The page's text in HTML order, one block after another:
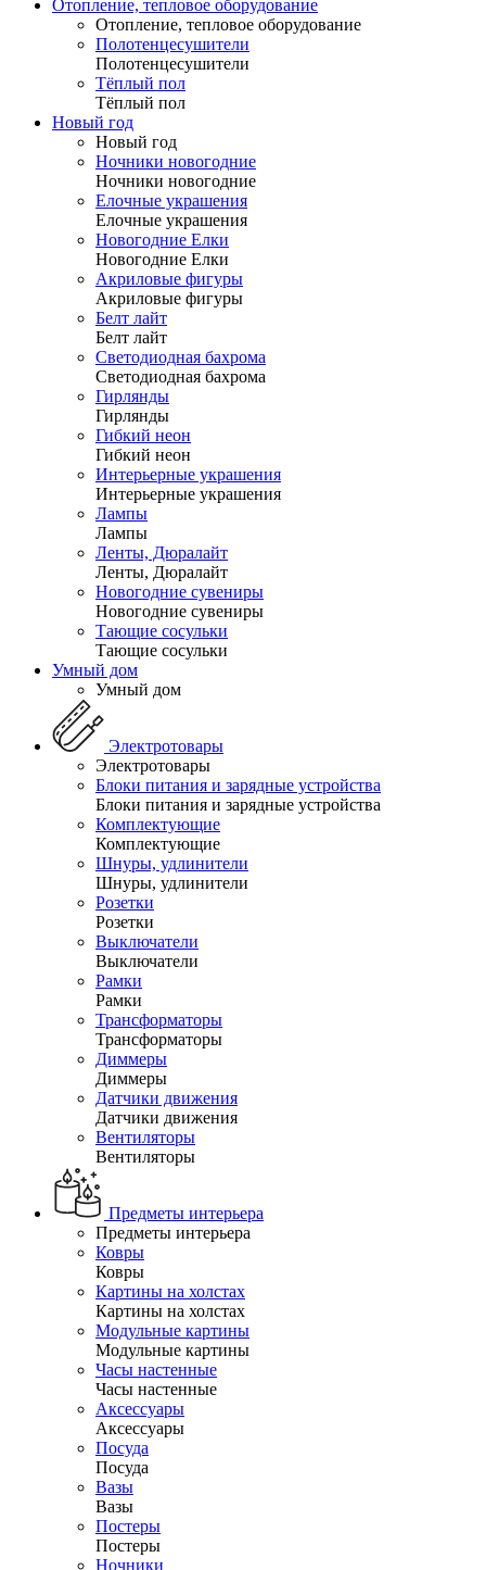
Отопление, тепловое оборудование
Отопление, тепловое оборудование
Полотенцесушители
Полотенцесушители
Тёплый пол
Тёплый пол
Новый год
Новый год
Ночники новогодние
Ночники новогодние
Елочные украшения
Елочные украшения
Новогодние Елки
Новогодние Елки
Акриловые фигуры
Акриловые фигуры
Белт лайт
Белт лайт
Светодиодная бахрома
Светодиодная бахрома
Гирлянды
Гирлянды
Гибкий неон
Гибкий неон
Интерьерные украшения
Интерьерные украшения
Лампы
Лампы
Ленты, Дюралайт
Ленты, Дюралайт
Новогодние сувениры
Новогодние сувениры
Тающие сосульки
Тающие сосульки
Умный дом
Умный дом
Электротовары
Электротовары
Блоки питания и зарядные устройства
Блоки питания и зарядные устройства
Комплектующие
Комплектующие
Шнуры, удлинители
Шнуры, удлинители
Розетки
Розетки
Выключатели
Выключатели
Рамки
Рамки
Трансформаторы
Трансформаторы
Диммеры
Диммеры
Датчики движения
Датчики движения
Вентиляторы
Вентиляторы
Предметы интерьера
Предметы интерьера
Ковры
Ковры
Картины на холстах
Картины на холстах
Модульные картины
Модульные картины
Часы настенные
Часы настенные
Аксессуары
Аксессуары
Посуда
Посуда
Вазы
Вазы
Постеры
Постеры
Ночники